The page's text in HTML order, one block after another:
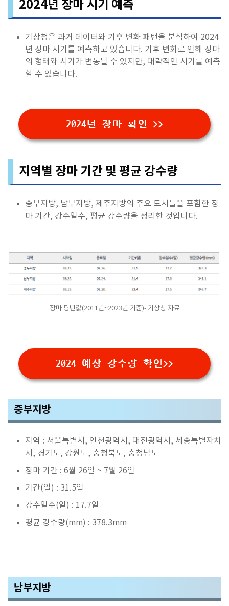
2024년 장마 시기 예측
기상청은 과거 데이터와 기후 변화 패턴을 분석하여 2024
년 장마 시기를 예측하고 있습니다. 기후 변화로 인해 장마
의 형태와 시기가 변동될 수 있지만, 대략적인 시기를 예측
할 수 있습니다.
2024년 장마 확인 >>
지역별 장마 기간 및 평균 강수량
중부지방, 남부지방, 제주지방의 주요 도시들을 포함한 장
마 기간, 강수일수, 평균 강수량을 정리한 것입니다.
장마 평년값(2011년~2023년 기준)- 기상청 자료
2024 예상 강수량 확인>>
중부지방
지역 : 서울특별시, 인천광역시, 대전광역시, 세종특별자치
시, 경기도, 강원도, 충청북도, 충청남도
장마 기간 : 6월 26일 ~ 7월 26일
기간(일) : 31.5일
강수일수(일) : 17.7일
평균 강수량(mm) : 378.3mm
남부지방